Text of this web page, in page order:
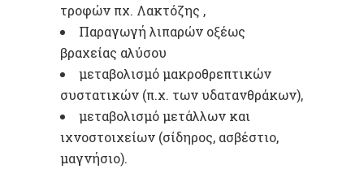
τροφών πχ. Λακτόζης ,
Παραγωγή λιπαρών οξέως
βραχείας αλύσου
μεταβολισμό μακροθρεπτικών
συστατικών (π.χ. των υδατανθράκων),
μεταβολισμό μετάλλων και
ιχνοστοιχείων (σίδηρος, ασβέστιο,
μαγνήσιο).